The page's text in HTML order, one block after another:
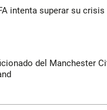
intenta superar su
del Manchester